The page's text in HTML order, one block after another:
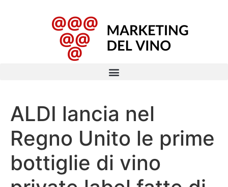
ALDI lancia nel
Regno Unito le prime
bottiglie di vino